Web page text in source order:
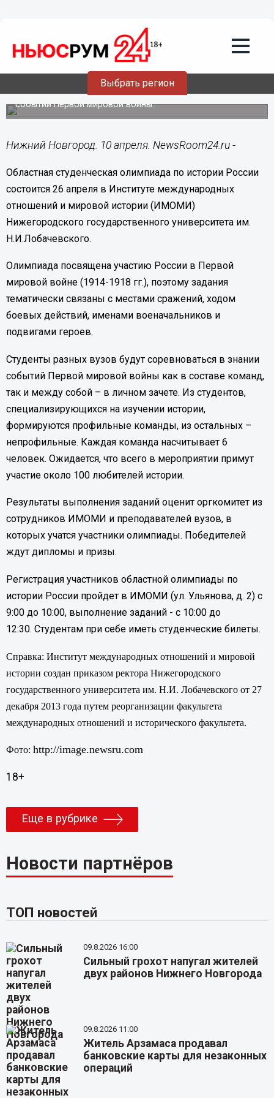
Выбрать регион
Областная студенческая олимпиада по
истории России состоится 26 апреля в
Нижнем Новгороде
Студенты разных вузов будут соревноваться в знании
событий Первой мировой войны.
Нижний Новгород. 10 апреля. NewsRoom24.ru -
Областная студенческая олимпиада по истории России
состоится 26 апреля в Институте международных
отношений и мировой истории (ИМОМИ)
Нижегородского государственного университета им.
Н.И.Лобачевского.
Олимпиада посвящена участию России в Первой
мировой войне (1914-1918 гг.), поэтому задания
тематически связаны с местами сражений, ходом
боевых действий, именами военачальников и
подвигами героев.
Студенты разных вузов будут соревноваться в знании
событий Первой мировой войны как в составе команд,
так и между собой – в личном зачете. Из студентов,
специализирующихся на изучении истории,
формируются профильные команды, из остальных –
непрофильные. Каждая команда насчитывает 6
человек. Ожидается, что всего в мероприятии примут
участие около 100 любителей истории.
Результаты выполнения заданий оценит оргкомитет из
сотрудников ИМОМИ и преподавателей вузов, в
которых учатся участники олимпиады. Победителей
ждут дипломы и призы.
Регистрация участников областной олимпиады по
истории России пройдет в ИМОМИ (ул. Ульянова, д. 2) с
9:00 до 10:00, выполнение заданий - с 10:00 до
12:30. Студентам при себе иметь студенческие билеты.
Справка: Институт международных отношений и мировой
истории создан приказом ректора Нижегородского
государственного университета им. Н.И. Лобачевского от 27
декабря 2013 года путем реорганизации факультета
международных отношений и исторического факультета.
Фото: http://image.newsru.com
18+
Еще в рубрике
Новости партнёров
ТОП новостей
09.8.2026 16:00
Сильный грохот напугал жителей
двух районов Нижнего Новгорода
09.8.2026 11:00
Житель Арзамаса продавал
банковские карты для незаконных
операций